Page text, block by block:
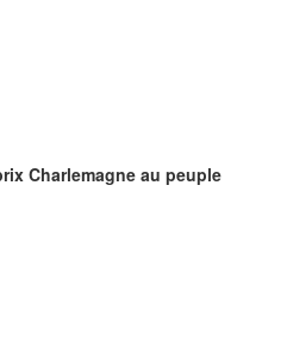
Charlemagne au peuple